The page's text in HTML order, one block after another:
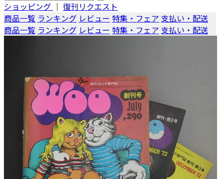
ショッピング ｜ 復刊リクエスト
商品一覧 ランキング レビュー 特集・フェア 支払い・配送
商品一覧 ランキング レビュー 特集・フェア 支払い・配送